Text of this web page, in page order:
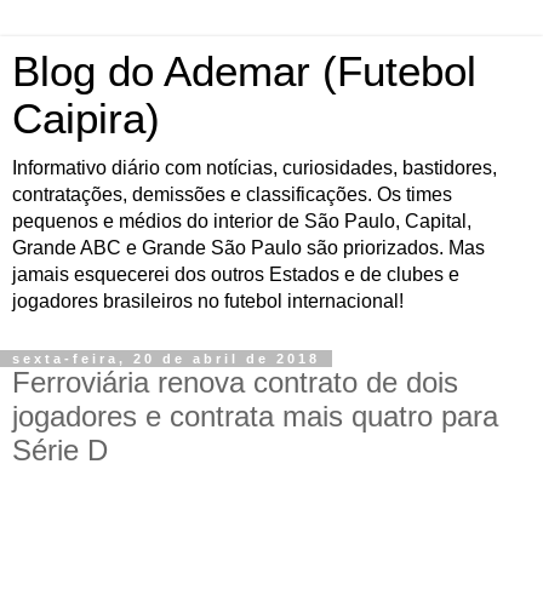
Blog do Ademar (Futebol
Caipira)
Informativo diário com notícias, curiosidades, bastidores,
contratações, demissões e classificações. Os times
pequenos e médios do interior de São Paulo, Capital,
Grande ABC e Grande São Paulo são priorizados. Mas
jamais esquecerei dos outros Estados e de clubes e
jogadores brasileiros no futebol internacional!
sexta-feira, 20 de abril de 2018
Ferroviária renova contrato de dois
jogadores e contrata mais quatro para
Série D